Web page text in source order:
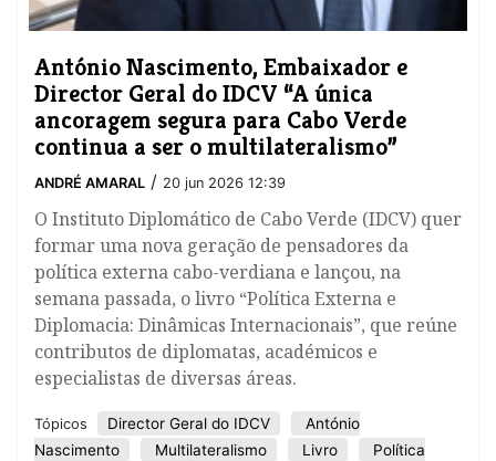
António Nascimento, Embaixador e
Director Geral do IDCV “A única
ancoragem segura para Cabo Verde
continua a ser o multilateralismo”
ANDRÉ AMARAL / 20 jun 2026 12:39
O Instituto Diplomático de Cabo Verde (IDCV) quer
formar uma nova geração de pensadores da
política externa cabo-verdiana e lançou, na
semana passada, o livro “Política Externa e
Diplomacia: Dinâmicas Internacionais”, que reúne
contributos de diplomatas, académicos e
especialistas de diversas áreas.
Tópicos Director Geral do IDCV
António
Nascimento
Multilateralismo Livro
Política